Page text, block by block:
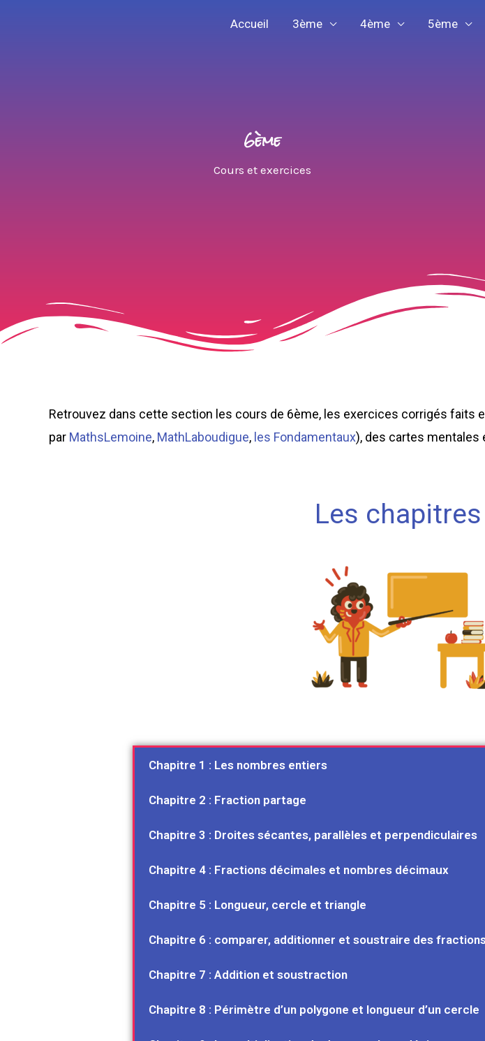
Accueil 3ème 4ème 5ème
6ème
Cours et exercices
Retrouvez dans cette section les cours de 6ème, les exercices corrigés faits
par MathsLemoine, MathLaboudigue, les Fondamentaux), des cartes mentales
Les chapitres
Chapitre 1 : Les nombres entiers
Chapitre 2 : Fraction partage
Chapitre 3 : Droites sécantes, parallèles et perpendiculaires
Chapitre 4 : Fractions décimales et nombres décimaux
Chapitre 5 : Longueur, cercle et triangle
Chapitre 6 : comparer, additionner et soustraire des
Chapitre 7 : Addition et soustraction
Chapitre 8 : Périmètre d’un polygone et longueur d’un cercle